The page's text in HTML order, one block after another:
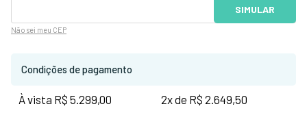
Não sei meu CEP
Condições de pagamento
À vista R$ 5.299,00
2x de R$ 2.649,50